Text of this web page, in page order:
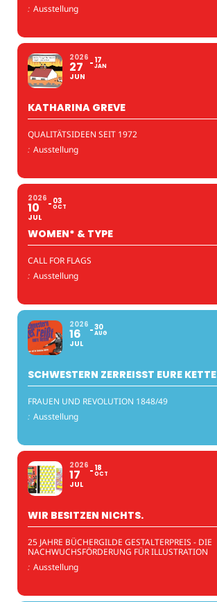
: Ausstellung
2026
27
JUN
17
JAN
KATHARINA GREVE
QUALITÄTSIDEEN SEIT 1972
: Ausstellung
2026
10
JUL
03
OCT
WOMEN* & TYPE
CALL FOR FLAGS
: Ausstellung
2026
16
JUL
30
AUG
SCHWESTERN ZERREISST EURE KETTEN
FRAUEN UND REVOLUTION 1848/49
: Ausstellung
2026
17
JUL
18
OCT
WIR BESITZEN NICHTS.
25 JAHRE BÜCHERGILDE GESTALTERPREIS - DIE
NACHWUCHSFÖRDERUNG FÜR ILLUSTRATION
: Ausstellung